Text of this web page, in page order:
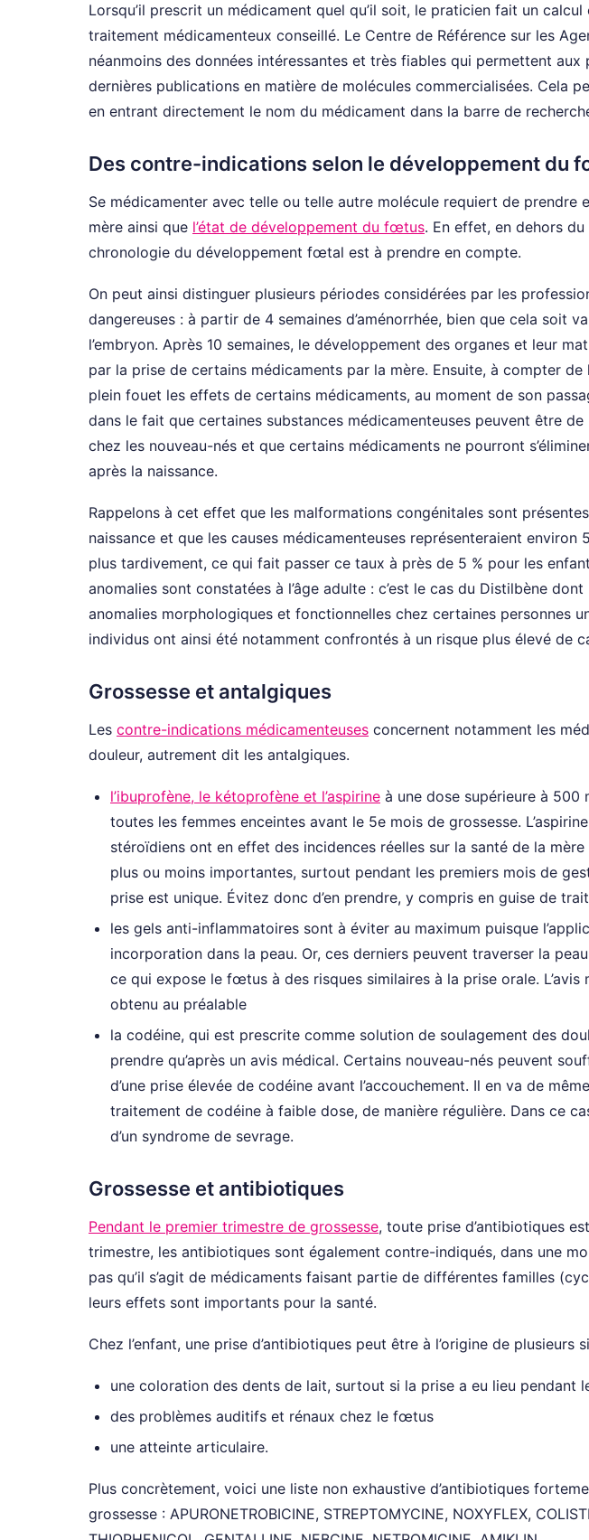
Lorsqu’il prescrit un médicament quel qu’il soit, le praticien fait un
traitement médicamenteux conseillé. Le Centre de Référence sur les
néanmoins des données intéressantes et très fiables qui permettent aux
dernières publications en matière de molécules commercialisées. Cela
en entrant directement le nom du médicament dans la barre de
Des contre-indications selon le développement du
Se médicamenter avec telle ou telle autre molécule requiert de prendre
mère ainsi que l’état de développement du fœtus. En effet, en dehors
chronologie du développement fœtal est à prendre en compte.
On peut ainsi distinguer plusieurs périodes considérées par les
dangereuses : à partir de 4 semaines d’aménorrhée, bien que cela soit
l’embryon. Après 10 semaines, le développement des organes et leur
par la prise de certains médicaments par la mère. Ensuite, à compter
plein fouet les effets de certains médicaments, au moment de son
dans le fait que certaines substances médicamenteuses peuvent être
chez les nouveau-nés et que certains médicaments ne pourront
après la naissance.
Rappelons à cet effet que les malformations congénitales sont
naissance et que les causes médicamenteuses représenteraient environ
plus tardivement, ce qui fait passer ce taux à près de 5 % pour les
anomalies sont constatées à l’âge adulte : c’est le cas du Distilbène
anomalies morphologiques et fonctionnelles chez certaines personnes
individus ont ainsi été notamment confrontés à un risque plus élevé de
Grossesse et antalgiques
Les contre-indications médicamenteuses concernent notamment les
douleur, autrement dit les antalgiques.
l’ibuprofène, le kétoprofène et l’aspirine à une dose supérieure à
toutes les femmes enceintes avant le 5e mois de grossesse.
stéroïdiens ont en effet des incidences réelles sur la santé de la
plus ou moins importantes, surtout pendant les premiers mois de
prise est unique. Évitez donc d’en prendre, y compris en guise de
les gels anti-inflammatoires sont à éviter au maximum puisque
incorporation dans la peau. Or, ces derniers peuvent traverser la
ce qui expose le fœtus à des risques similaires à la prise orale.
obtenu au préalable
la codéine, qui est prescrite comme solution de soulagement des
prendre qu’après un avis médical. Certains nouveau-nés peuvent
d’une prise élevée de codéine avant l’accouchement. Il en va de
traitement de codéine à faible dose, de manière régulière. Dans ce
d’un syndrome de sevrage.
Grossesse et antibiotiques
Pendant le premier trimestre de grossesse, toute prise d’antibiotiques
trimestre, les antibiotiques sont également contre-indiqués, dans une
pas qu’il s’agit de médicaments faisant partie de différentes familles
leurs effets sont importants pour la santé.
Chez l’enfant, une prise d’antibiotiques peut être à l’origine de plusieurs
une coloration des dents de lait, surtout si la prise a eu lieu pendant
des problèmes auditifs et rénaux chez le fœtus
une atteinte articulaire.
Plus concrètement, voici une liste non exhaustive d’antibiotiques
grossesse : APURONETROBICINE, STREPTOMYCINE, NOXYFLEX,